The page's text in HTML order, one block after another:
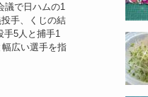
議で日ハムの1
手、くじの結
手5人と捕手1
広い選手を指